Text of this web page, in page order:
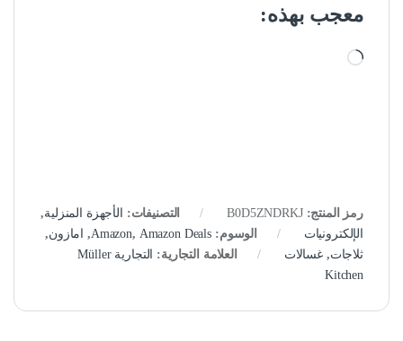
معجب بهذه:
جاري التحميل…
رمز المنتج:B0D5ZNDRKJ التصنيفات: الأجهزة المنزلية,
الإلكترونيات
الوسوم: Amazon, Amazon Deals
, امازون,
ثلاجات,غسالات العلامة التجارية:
التجارية Müller
Kitchen